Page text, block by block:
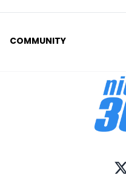
COMMUNITY